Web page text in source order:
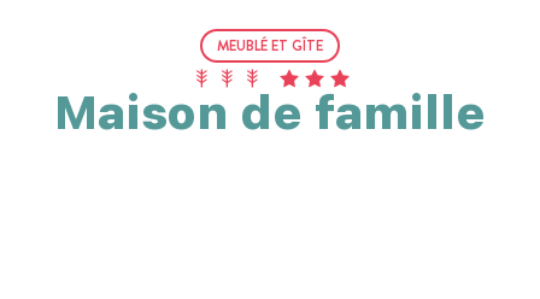
Maison de famille
MEUBLÉ ET GÎTE